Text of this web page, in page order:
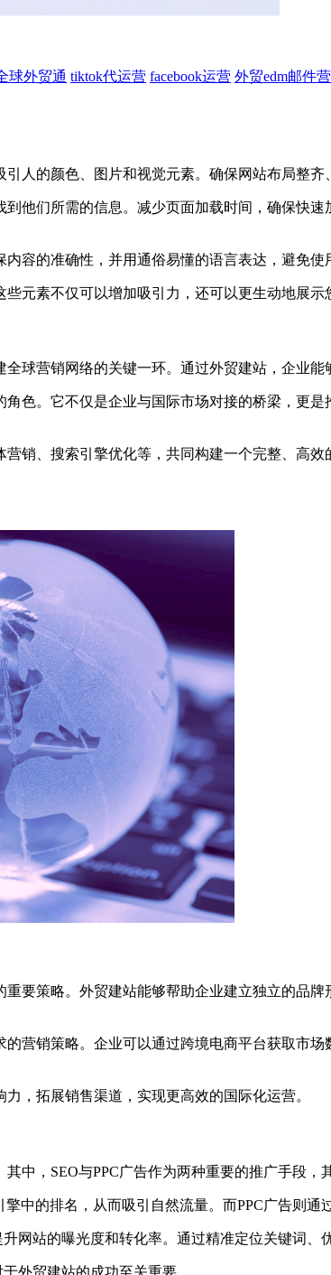
球外贸通 tiktok代运营 facebook运营 外贸edm邮件
的颜色、图片和视觉元素。确保网站布局整齐
们所需的信息。减少页面加载时间，确保快速
的准确性，并用通俗易懂的语言表达，避免使
素不仅可以增加吸引力，还可以更生动地展示
营销网络的关键一环。通过外贸建站，企业能
。它不仅是企业与国际市场对接的桥梁，更是
、搜索引擎优化等，共同构建一个完整、高效
策略。外贸建站能够帮助企业建立独立的品牌
销策略。企业可以通过跨境电商平台获取市场
拓展销售渠道，实现更高效的国际化运营。
，SEO与PPC广告作为两种重要的推广手段，其
的排名，从而吸引自然流量。而PPC广告则通
站的曝光度和转化率。通过精准定位关键词、
贸建站的成功至关重要。